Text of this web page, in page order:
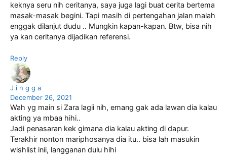
keknya seru nih ceritanya, saya juga lagi buat cerita bertema
masak-masak begini. Tapi masih di pertengahan jalan malah
enggak dilanjut dudu .. Mungkin kapan-kapan. Btw, bisa nih
ya kan ceritanya dijadikan referensi.
Reply
J i n g g a
December 26, 2021
Wah yg main si Zara lagii nih, emang gak ada lawan dia kalau
akting ya mbaa hihi..
Jadi penasaran kek gimana dia kalau akting di dapur.
Terakhir nonton mariphosanya dia itu.. bisa lah masukin
wishlist inii, langganan dulu hihi